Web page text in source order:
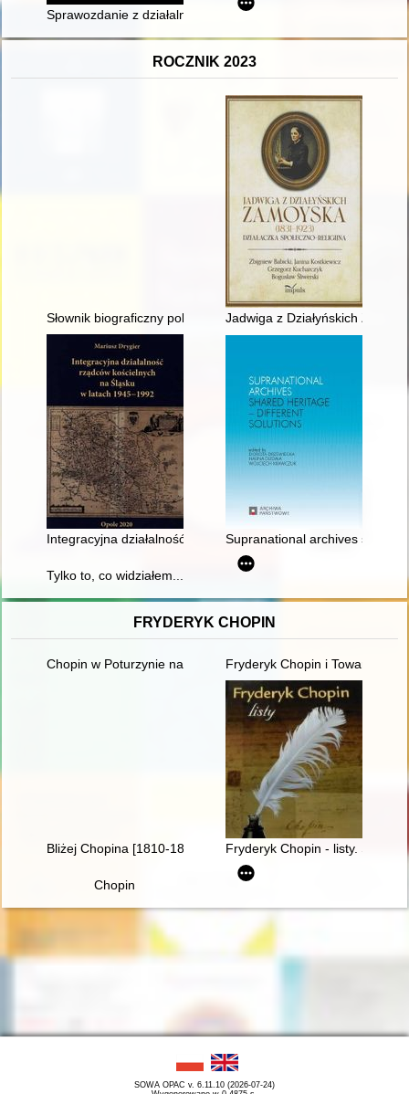
Sprawozdanie z działalności Towarzystwa Przyjaciół
ROCZNIK 2023
Słownik biograficzny polskiego obozu narodowego : całość w
Jadwiga z Działyńskich
Integracyjna działalność rządców kościelnych na Śląsku w
Supranational archives shared
Tylko to, co widziałem... : Celnikier o Zagładzie = Only what I
FRYDERYK CHOPIN
Chopin w Poturzynie na Ziemi Zamojskiej
Fryderyk Chopin i
Bliżej Chopina [1810-1849] Fryderyk Chopin - listy.
Chopin
SOWA OPAC v. 6.11.10 (2026-07-24)